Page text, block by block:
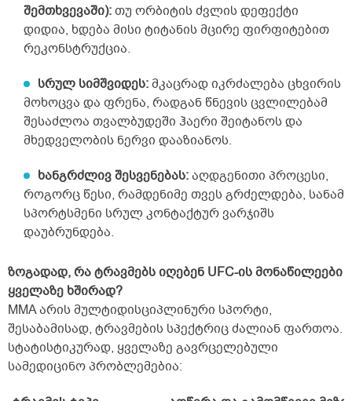
შემთხვევაში):თუ ორბიტის ძვლის დეფექტი
დიდია, ხდება მისი ტიტანის მცირე ფირფიტებით
რეკონსტრუქცია.
სრულ სიმშვიდეს:მკაცრად იკრძალება ცხვირის
მოხოცვა და ფრენა, რადგან წნევის ცვლილებამ
შესაძლოა თვალბუდეში ჰაერი შეიტანოს და
მხედველობის ნერვი დააზიანოს.
ხანგრძლივ შესვენებას:აღდგენითი პროცესი,
როგორც წესი, რამდენიმე თვეს გრძელდება, სანამ
სპორტსმენი სრულ კონტაქტურ ვარჯიშს
დაუბრუნდება.
ზოგადად, რა ტრავმებს იღებენ UFC-ის მონაწილეები
ყველაზე ხშირად?
MMA არის მულტიდისციპლინური სპორტი,
შესაბამისად, ტრავმების სპექტრიც ძალიან ფართოა.
სტატისტიკურად, ყველაზე გავრცელებული
სამედიცინო პრობლემებია: